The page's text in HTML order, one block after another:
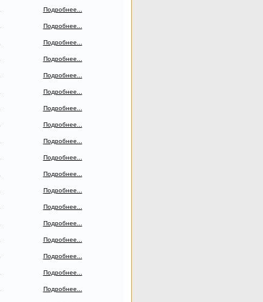
Подробнее...
Подробнее...
Подробнее...
Подробнее...
Подробнее...
Подробнее...
Подробнее...
Подробнее...
Подробнее...
Подробнее...
Подробнее...
Подробнее...
Подробнее...
Подробнее...
Подробнее...
Подробнее...
Подробнее...
Подробнее...